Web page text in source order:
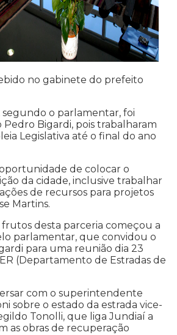
no gabinete do prefeito
segundo o parlamentar, foi
Bigardi, pois trabalharam
Legislativa até o final do ano
de colocar o
da cidade, inclusive trabalhar
de recursos para projetos
Martins.
desta parceria começou a
parlamentar, que convidou o
para uma reunião dia 23
(Departamento de Estradas de
com o superintendente
sobre o estado da estrada vice-
Tonolli, que liga Jundiaí a
as obras de recuperação